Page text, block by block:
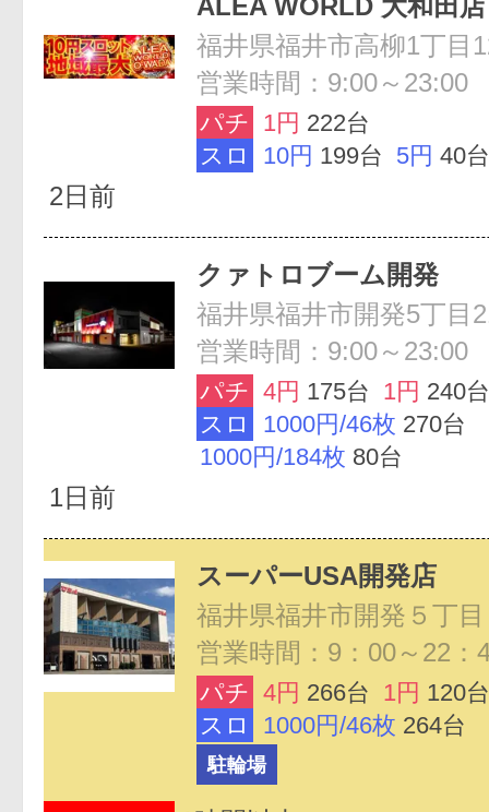
ALEA WORLD 大和田店
福井県福井市高柳1丁目
営業時間：9:00～23:00
パチ 1円 222台
スロ
10円 199台 5円 40台
2日前
クァトロブーム開発
福井県福井市開発5丁目
営業時間：9:00～23:00
パチ 4円 175台 1円 240台
スロ
1000円/46枚 270台
1000円/184枚 80台
1日前
スーパーUSA開発店
福井県福井市開発５丁
営業時間：9：00～22：
パチ 4円 266台 1円 120台
スロ
1000円/46枚 264台
駐輪場